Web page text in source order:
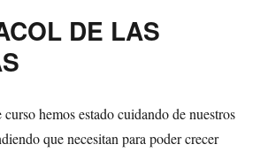
DE LAS
hemos estado cuidando de nuestros
que necesitan para poder crecer